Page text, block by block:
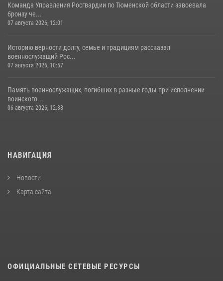
Команда Управления Росгвардии по Тюменской области завоевала
бронзу че...
07 августа 2026, 12:01
Историю верности долгу, семье и традициям рассказал
военнослужащий Рос...
07 августа 2026, 10:57
Память военнослужащих, погибших в разные годы при исполнении
воинского...
06 августа 2026, 12:38
НАВИГАЦИЯ
Новости
Карта сайта
ОФИЦИАЛЬНЫЕ СЕТЕВЫЕ РЕСУРСЫ